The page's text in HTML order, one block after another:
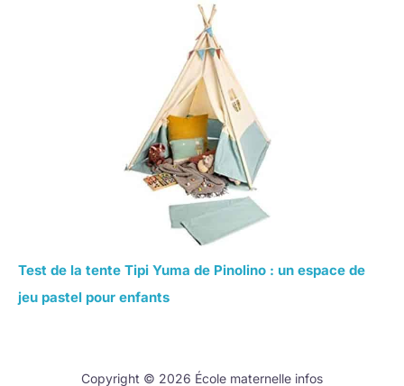
Test de la tente Tipi Yuma de Pinolino : un espace de
jeu pastel pour enfants
Copyright © 2026 École maternelle infos